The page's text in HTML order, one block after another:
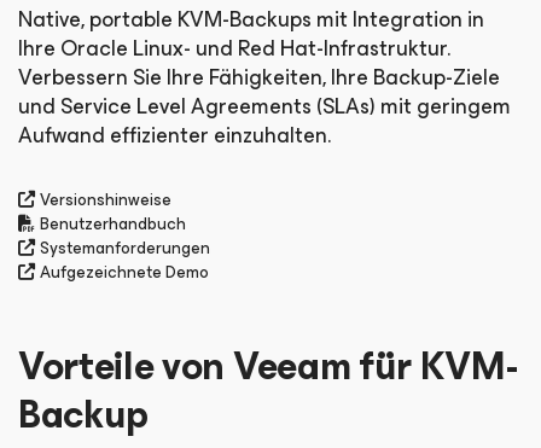
Native, portable KVM-Backups mit Integration in
Ihre Oracle Linux- und Red Hat-Infrastruktur.
Verbessern Sie Ihre Fähigkeiten, Ihre Backup-Ziele
und Service Level Agreements (SLAs) mit geringem
Aufwand effizienter einzuhalten.
Versionshinweise
Benutzerhandbuch
Systemanforderungen
Aufgezeichnete Demo
Vorteile von Veeam für KVM-
Backup